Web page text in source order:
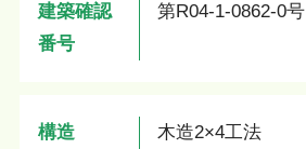
建築確認
番号
第R04-1-0862-0号
構造 木造2×4工法